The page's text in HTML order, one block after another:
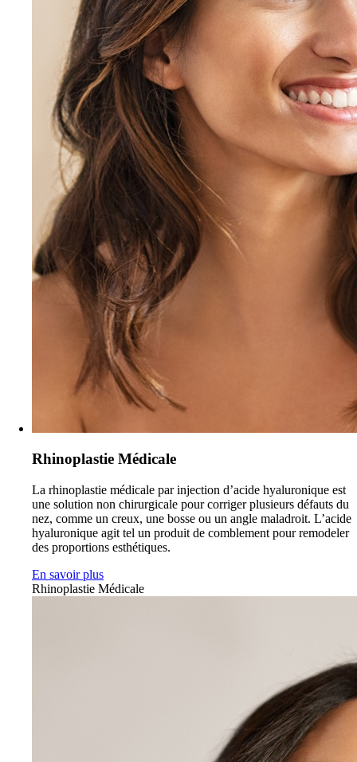
Rhinoplastie Médicale
La rhinoplastie médicale par injection d’acide hyaluronique est
une solution non chirurgicale pour corriger plusieurs défauts du
nez, comme un creux, une bosse ou un angle maladroit. L’acide
hyaluronique agit tel un produit de comblement pour remodeler
des proportions esthétiques.
En savoir plus
Rhinoplastie Médicale